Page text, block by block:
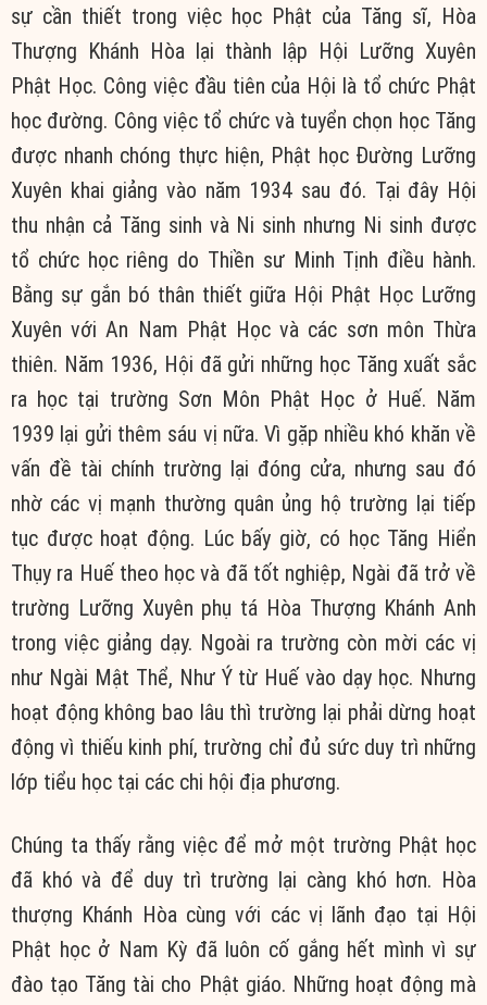
sự cần thiết trong việc học Phật của Tăng sĩ, Hòa
Thượng Khánh Hòa lại thành lập Hội Lưỡng Xuyên
Phật Học. Công việc đầu tiên của Hội là tổ chức Phật
học đường. Công việc tổ chức và tuyển chọn học Tăng
được nhanh chóng thực hiện, Phật học Đường Lưỡng
Xuyên khai giảng vào năm 1934 sau đó. Tại đây Hội
thu nhận cả Tăng sinh và Ni sinh nhưng Ni sinh được
tổ chức học riêng do Thiền sư Minh Tịnh điều hành.
Bằng sự gắn bó thân thiết giữa Hội Phật Học Lưỡng
Xuyên với An Nam Phật Học và các sơn môn Thừa
thiên. Năm 1936, Hội đã gửi những học Tăng xuất sắc
ra học tại trường Sơn Môn Phật Học ở Huế. Năm
1939 lại gửi thêm sáu vị nữa. Vì gặp nhiều khó khăn về
vấn đề tài chính trường lại đóng cửa, nhưng sau đó
nhờ các vị mạnh thường quân ủng hộ trường lại tiếp
tục được hoạt động. Lúc bấy giờ, có học Tăng Hiển
Thụy ra Huế theo học và đã tốt nghiệp, Ngài đã trở về
trường Lưỡng Xuyên phụ tá Hòa Thượng Khánh Anh
trong việc giảng dạy. Ngoài ra trường còn mời các vị
như Ngài Mật Thể, Như Ý từ Huế vào dạy học. Nhưng
hoạt động không bao lâu thì trường lại phải dừng hoạt
động vì thiếu kinh phí, trường chỉ đủ sức duy trì những
lớp tiểu học tại các chi hội địa phương.
Chúng ta thấy rằng việc để mở một trường Phật học
đã khó và để duy trì trường lại càng khó hơn. Hòa
thượng Khánh Hòa cùng với các vị lãnh đạo tại Hội
Phật học ở Nam Kỳ đã luôn cố gắng hết mình vì sự
đào tạo Tăng tài cho Phật giáo. Những hoạt động mà